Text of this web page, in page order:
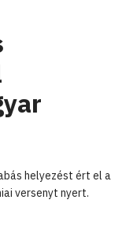
helyezést ért el a
versenyt nyert.